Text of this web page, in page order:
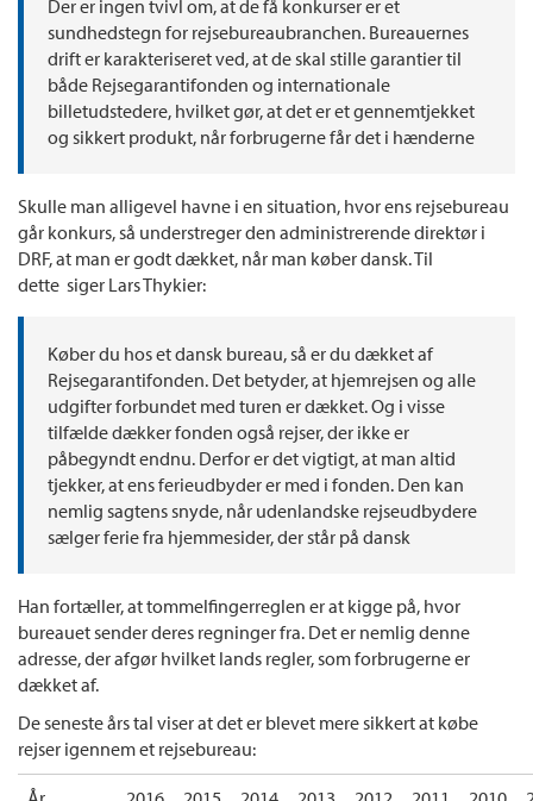
Der er ingen tvivl om, at de få konkurser er et
sundhedstegn for rejsebureaubranchen. Bureauernes
drift er karakteriseret ved, at de skal stille garantier til
både Rejsegarantifonden og internationale
billetudstedere, hvilket gør, at det er et gennemtjekket
og sikkert produkt, når forbrugerne får det i hænderne
Skulle man alligevel havne i en situation, hvor ens rejsebureau
går konkurs, så understreger den administrerende direktør i
DRF, at man er godt dækket, når man køber dansk. Til
dette siger Lars Thykier:
Køber du hos et dansk bureau, så er du dækket af
Rejsegarantifonden. Det betyder, at hjemrejsen og alle
udgifter forbundet med turen er dækket. Og i visse
tilfælde dækker fonden også rejser, der ikke er
påbegyndt endnu. Derfor er det vigtigt, at man altid
tjekker, at ens ferieudbyder er med i fonden. Den kan
nemlig sagtens snyde, når udenlandske rejseudbydere
sælger ferie fra hjemmesider, der står på dansk
Han fortæller, at tommelfingerreglen er at kigge på, hvor
bureauet sender deres regninger fra. Det er nemlig denne
adresse, der afgør hvilket lands regler, som forbrugerne er
dækket af.
De seneste års tal viser at det er blevet mere sikkert at købe
rejser igennem et rejsebureau: